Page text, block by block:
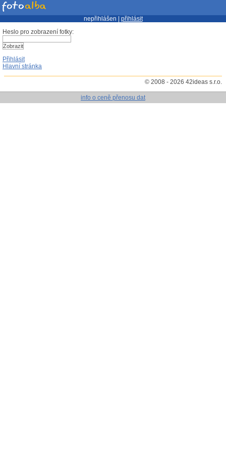
nepřihlášen | přihlásit
Heslo pro zobrazení fotky:
Přihlásit
Hlavní stránka
© 2008 - 2026 42ideas s.r.o.
info o ceně přenosu dat